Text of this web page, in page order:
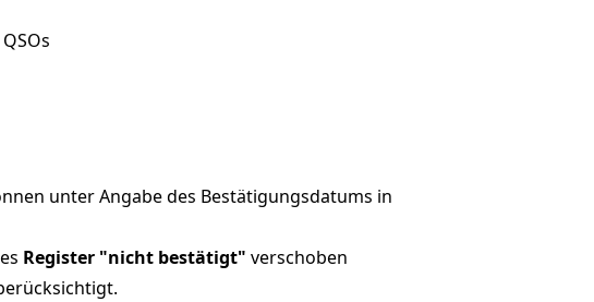
unter Angabe des Bestätigungsdatums in
Register "nicht bestätigt" verschoben